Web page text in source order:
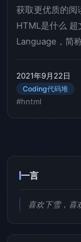
获取更优质的阅
HTML是什么
Language，简
2021年9月22日
Coding代码堆
#hntml
一言
喜欢下雪，喜